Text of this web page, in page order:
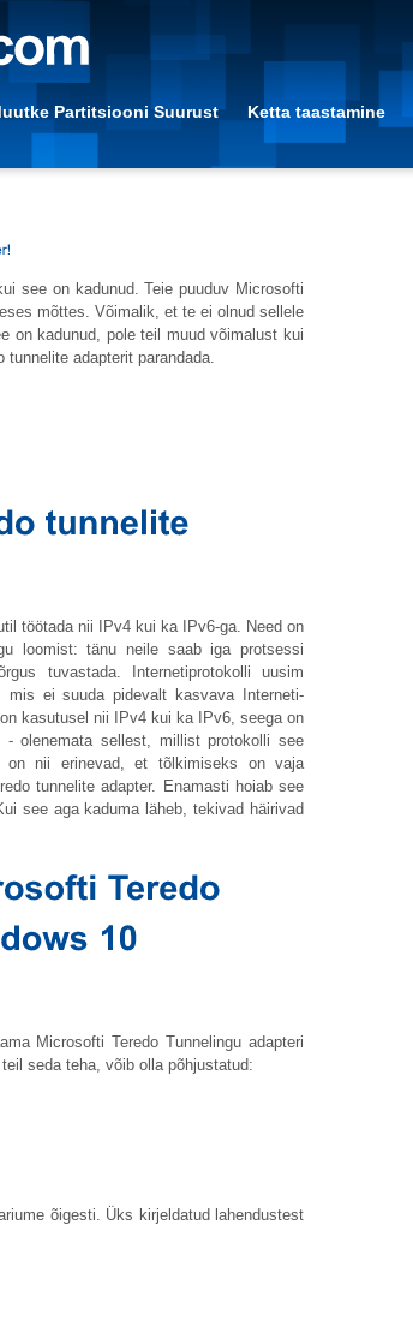
Partitsiooni Suurust Ketta taastamine
see on kadunud. Teie puuduv Microsofti
mõttes. Võimalik, et te ei olnud sellele
on kadunud, pole teil muud võimalust kui
adapterit parandada.
töötada nii IPv4 kui ka IPv6-ga. Need on
loomist: tänu neile saab iga protsessi
tuvastada. Internetiprotokolli uusim
ei suuda pidevalt kasvava Interneti-
kasutusel nii IPv4 kui ka IPv6, seega on
olenemata sellest, millist protokolli see
nii erinevad, et tõlkimiseks on vaja
tunnelite adapter. Enamasti hoiab see
see aga kaduma läheb, tekivad häirivad
Microsofti Teredo Tunnelingu adapteri
seda teha, võib olla põhjustatud:
õigesti. Üks kirjeldatud lahendustest